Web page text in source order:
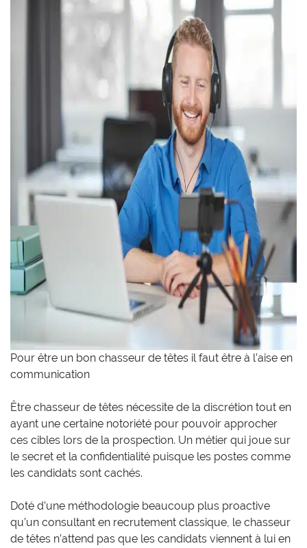
Pour être un bon chasseur de têtes il faut être à l’aise en
communication
Être chasseur de têtes nécessite de la discrétion tout en
ayant une certaine notoriété pour pouvoir approcher
ces cibles lors de la prospection. Un métier qui joue sur
le secret et la confidentialité puisque les postes comme
les candidats sont cachés.
Doté d’une méthodologie beaucoup plus proactive
qu’un consultant en recrutement classique, le chasseur
de têtes n’attend pas que les candidats viennent à lui en